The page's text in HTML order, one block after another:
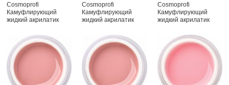
Cosmoprofi
Камуфлирующий
жидкий акрилатик
Cosmoprofi
Камуфлирующий
жидкий акрилатик
Cosmoprofi
Камуфлирующий
жидкий акрилатик